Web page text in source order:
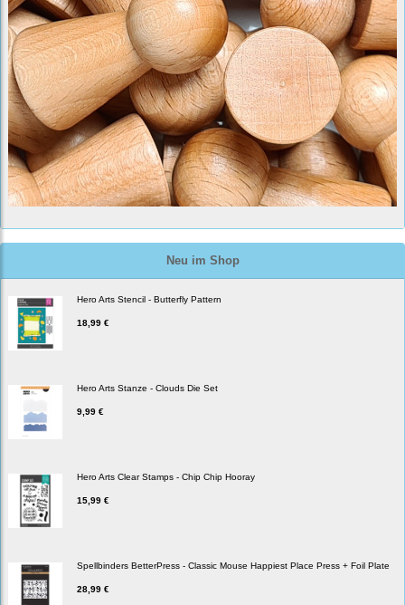
Neu im Shop
Hero Arts Stencil - Butterfly Pattern
18,99 €
Hero Arts Stanze - Clouds Die Set
9,99 €
Hero Arts Clear Stamps - Chip Chip Hooray
15,99 €
Spellbinders BetterPress - Classic Mouse Happiest Place Press + Foil Plate
28,99 €